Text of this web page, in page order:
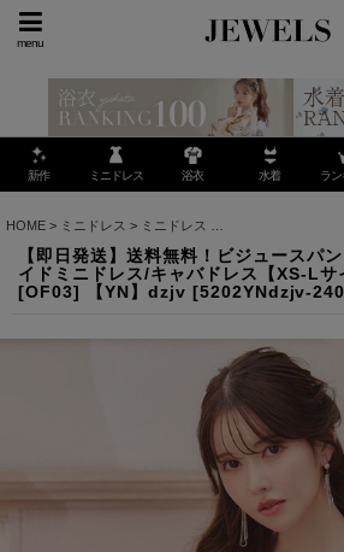
menu
新作 ミニドレス 浴衣 水着 ラ
HOME > ミニドレス > ミニドレス
【即日発送】送料無料！ビジュースパ
イドミニドレス/キャバドレス【XS-Lサ
[OF03] 【YN】dzjv [5202YNdzjv-